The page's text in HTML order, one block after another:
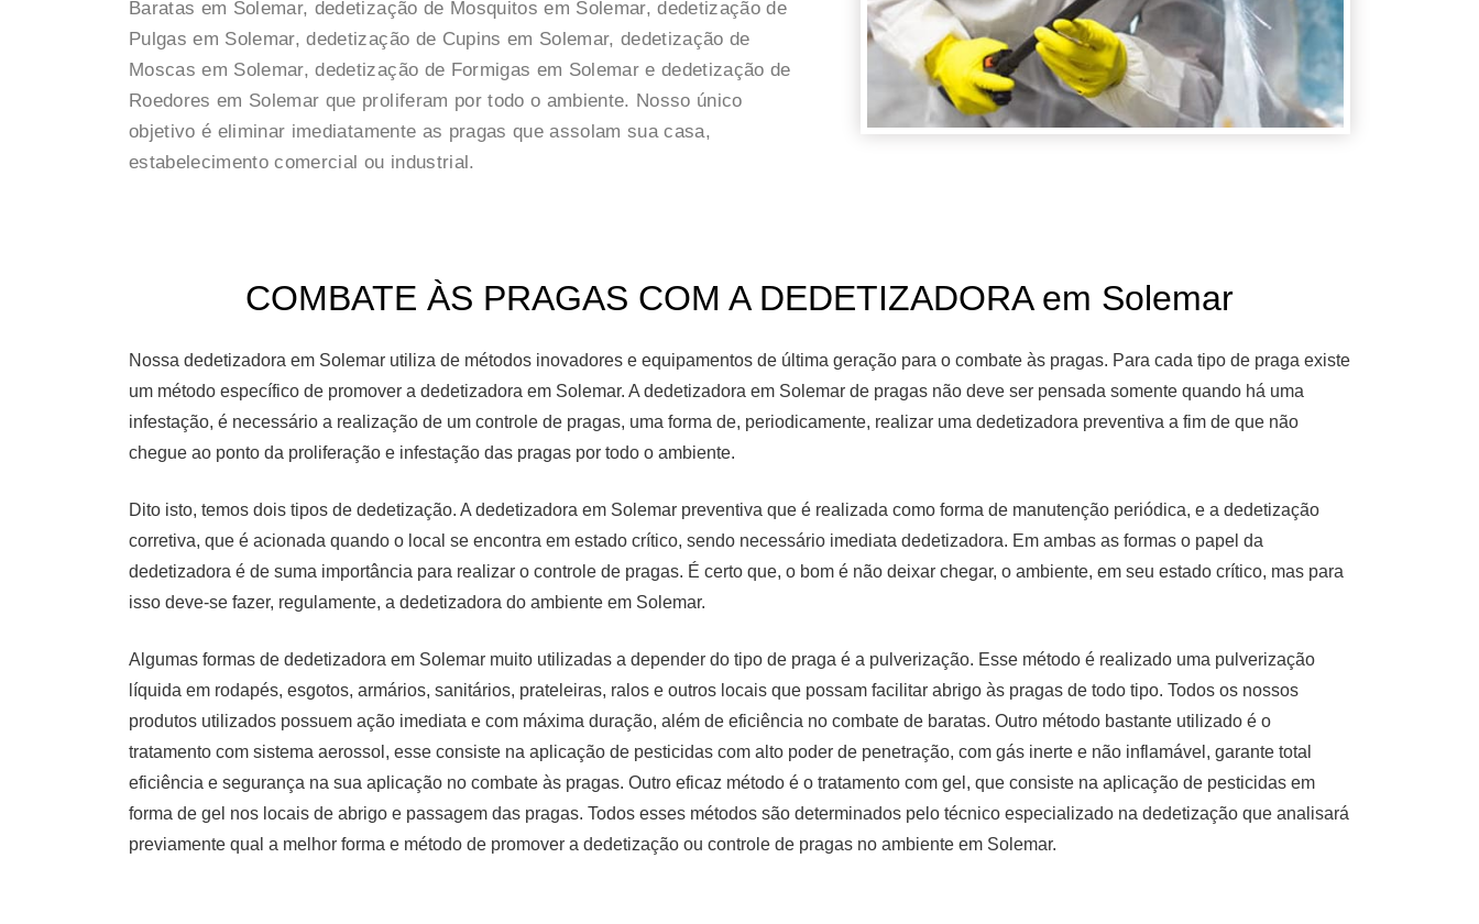
Baratas em Solemar, dedetização de Mosquitos em Solemar, dedetização de
Pulgas em Solemar, dedetização de Cupins em Solemar, dedetização de
Moscas em Solemar, dedetização de Formigas em Solemar e dedetização de
Roedores em Solemar que proliferam por todo o ambiente. Nosso único
objetivo é eliminar imediatamente as pragas que assolam sua casa,
estabelecimento comercial ou industrial.
COMBATE ÀS PRAGAS COM A DEDETIZADORA em Solemar
Nossa dedetizadora em Solemar utiliza de métodos inovadores e equipamentos de última geração para o combate às pragas. Para cada tipo de praga existe
um método específico de promover a dedetizadora em Solemar. A dedetizadora em Solemar de pragas não deve ser pensada somente quando há uma
infestação, é necessário a realização de um controle de pragas, uma forma de, periodicamente, realizar uma dedetizadora preventiva a fim de que não
chegue ao ponto da proliferação e infestação das pragas por todo o ambiente.
Dito isto, temos dois tipos de dedetização. A dedetizadora em Solemar preventiva que é realizada como forma de manutenção periódica, e a dedetização
corretiva, que é acionada quando o local se encontra em estado crítico, sendo necessário imediata dedetizadora. Em ambas as formas o papel da
dedetizadora é de suma importância para realizar o controle de pragas. É certo que, o bom é não deixar chegar, o ambiente, em seu estado crítico, mas para
isso deve-se fazer, regulamente, a dedetizadora do ambiente em Solemar.
Algumas formas de dedetizadora em Solemar muito utilizadas a depender do tipo de praga é a pulverização. Esse método é realizado uma pulverização
líquida em rodapés, esgotos, armários, sanitários, prateleiras, ralos e outros locais que possam facilitar abrigo às pragas de todo tipo. Todos os nossos
produtos utilizados possuem ação imediata e com máxima duração, além de eficiência no combate de baratas. Outro método bastante utilizado é o
tratamento com sistema aerossol, esse consiste na aplicação de pesticidas com alto poder de penetração, com gás inerte e não inflamável, garante total
eficiência e segurança na sua aplicação no combate às pragas. Outro eficaz método é o tratamento com gel, que consiste na aplicação de pesticidas em
forma de gel nos locais de abrigo e passagem das pragas. Todos esses métodos são determinados pelo técnico especializado na dedetização que analisará
previamente qual a melhor forma e método de promover a dedetização ou controle de pragas no ambiente em Solemar.